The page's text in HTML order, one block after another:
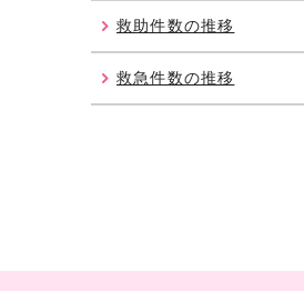
救助件数の推移
救急件数の推移